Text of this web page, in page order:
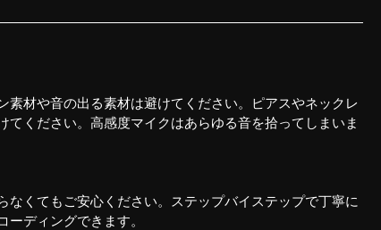
材や音の出る素材は避けてください。ピアスやネックレ
ください。高感度マイクはあらゆる音を拾ってしまいま
なくてもご安心ください。ステップバイステップで丁寧に
ディングできます。